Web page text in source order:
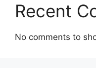
Recent
No comments to